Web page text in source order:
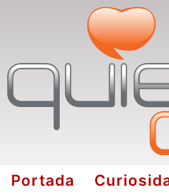
Portada